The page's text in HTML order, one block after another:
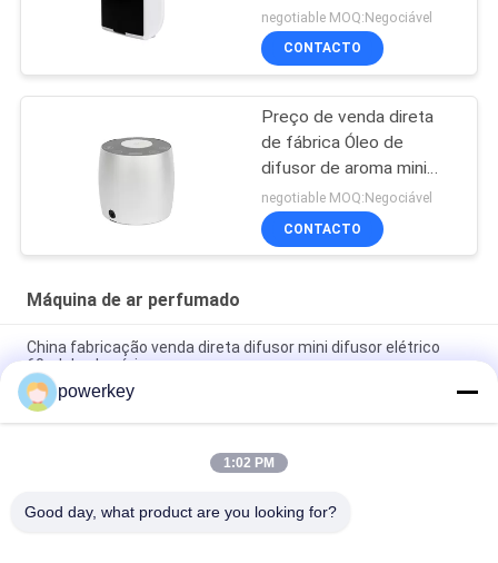
perfume de plástico
Rohs Aroma aprovado
pela Fcc
negotiable MOQ:Negociável
CONTACTO
Preço de venda direta
de fábrica Óleo de
difusor de aroma mini
difusor de 60 ml de
alumínio
negotiable MOQ:Negociável
CONTACTO
Máquina de ar perfumado
China fabricação venda direta difusor mini difusor elétrico
60ml de alumínio
Preço de venda direta da fábrica difusor de óleo essencial de
aroma mini 60ml alumínio
Máquina de difusão de óleos essenciais premium de 100 ml
powerkey
1:02 PM
Good day, what product are you looking for?